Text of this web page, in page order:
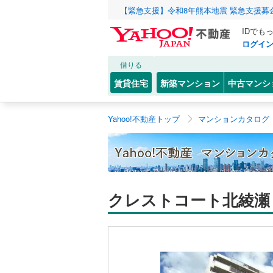
【緊急支援】令和8年熊本地震 緊急支援
IDでも
ログイン
借りる
賃貸住宅 新築マンション 中古マンシ
Yahoo!不動産トップ マンションカタログ
クレストコート北綾瀬